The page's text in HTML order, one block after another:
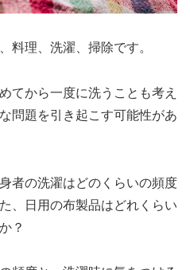
料理、洗濯、掃除です。
てから一度に洗うことも考え
問題を引き起こす可能性があ
者の洗濯はどのくらいの頻度
、日用の布製品はどれくらい
？